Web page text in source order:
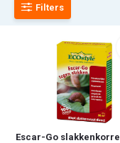
Filters
Escar-Go